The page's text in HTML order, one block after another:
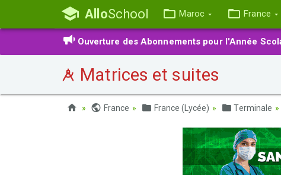
AlloSchool Maroc France
Ouverture des Abonnements pour l'Année
Matrices et suites
France France (Lycée) Terminale